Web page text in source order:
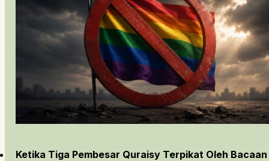
Ketika Tiga Pembesar Quraisy Terpikat Oleh Bacaan